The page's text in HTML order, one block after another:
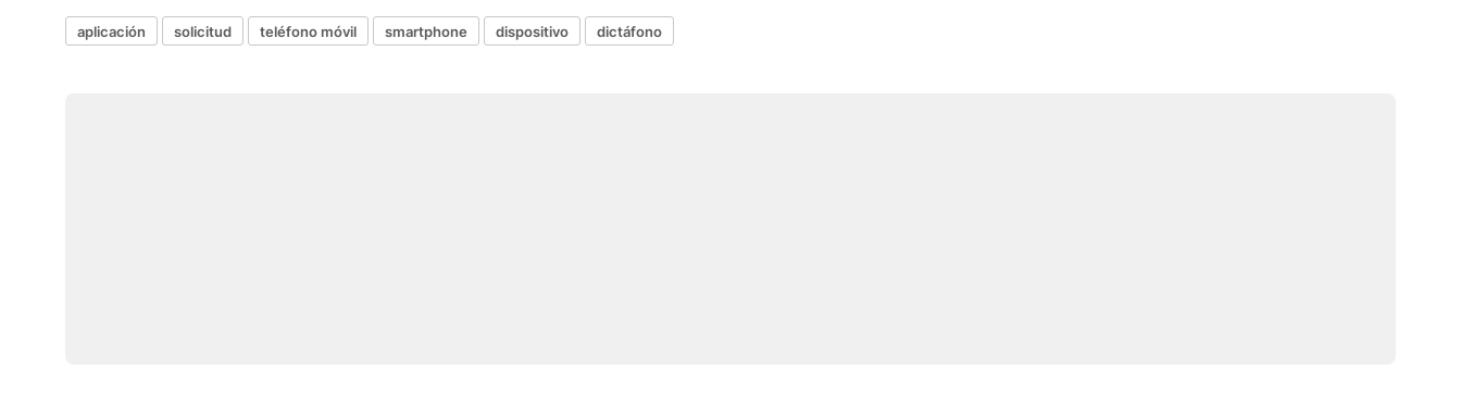
aplicación solicitud teléfono móvil smartphone dispositivo dictáfono